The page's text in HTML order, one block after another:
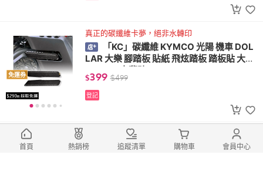
免運券
真正的碳纖維卡夢，絕非水轉印
「KC」碳纖維 KYMCO 光陽 機車 DOL
LAR 大樂 腳踏板 貼紙 飛炫踏板 踏板貼 大樂
125 150 卡夢貼
$399 $499
登記
多功能金屬保護油，集防鏽、潤滑
「KC」恐龍192噴霧式黃油 耐溫牛油 噴
首頁 熱銷榜 追蹤清單 購物車 會員中心